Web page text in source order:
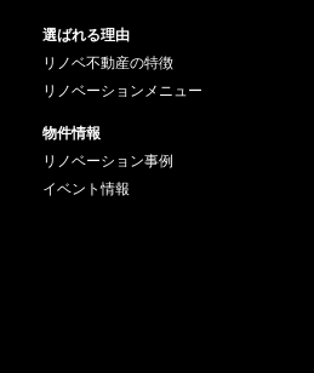
選ばれる理由
リノベ不動産の特徴
リノベーションメニュー
物件情報
リノベーション事例
イベント情報